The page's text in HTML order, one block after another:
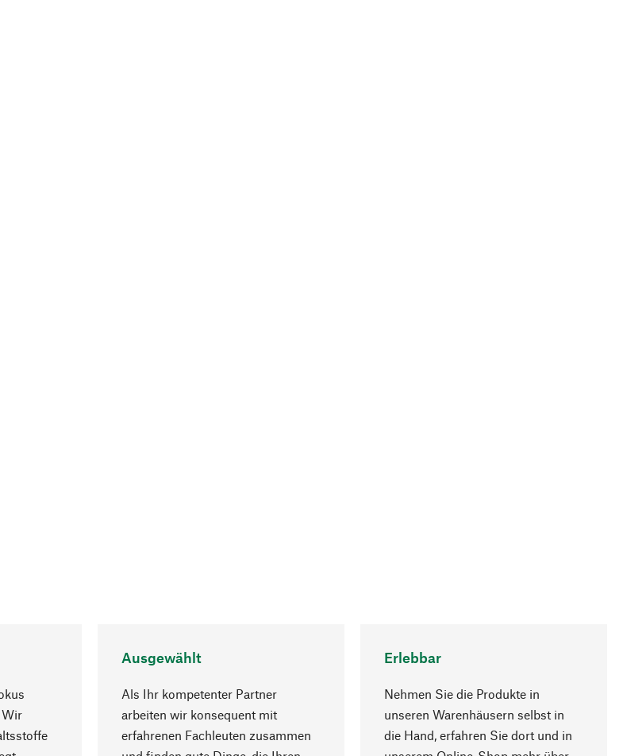
Wir
Ausgewählt
Als Ihr kompetenter Partner
arbeiten wir konsequent mit
erfahrenen Fachleuten zusammen
Erlebbar
Nehmen Sie die Produkte in
unseren Warenhäusern selbst in
die Hand, erfahren Sie dort und in